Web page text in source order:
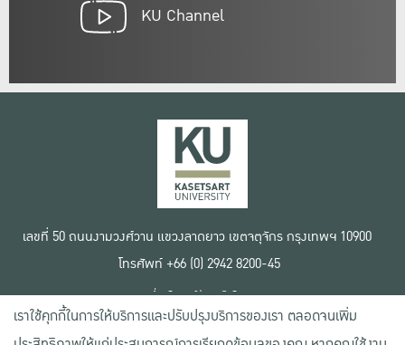
KU Channel
เลขที่ 50 ถนนงามวงศ์วาน แขวงลาดยาว เขตจตุจักร กรุงเทพฯ 10900
โทรศัพท์ +66 (0) 2942 8200-45
เงื่อนไขการใช้งานเว็บไซต์
ข้อตกลงด้านสิทธิ์ใช้งาน
นโยบายความเป็นส่วนตัว
เราใช้คุกกี้ในการให้บริการและปรับปรุงบริการของเรา ตลอดจนเพิ่ม